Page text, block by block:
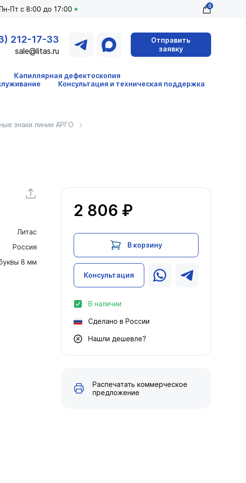
Пт с 8:00 до 17:00 0
212-17-33
sale@litas.ru
Отправить
заявку
Капиллярная дефектоскопия
Консультация и техническая поддержка
знаки линии АРГО
Литас
Россия
8 мм
2 806 ₽
В корзину
Консультация
В наличии
Сделано в России
Нашли дешевле?
Распечатать коммерческое
предложение